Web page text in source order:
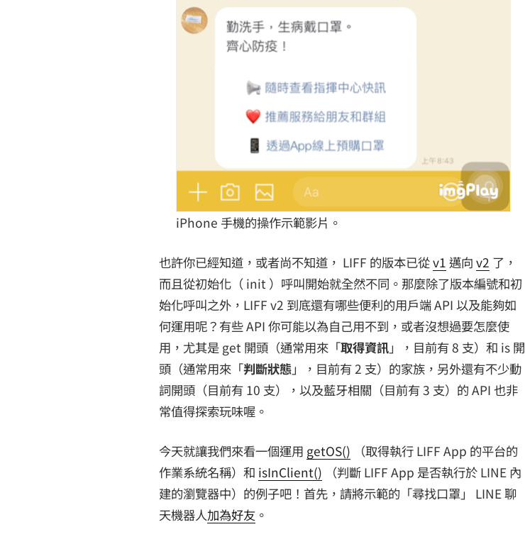
iPhone 手機的操作示範影片。
也許你已經知道，或者尚不知道， LIFF 的版本已從v1 邁向 v2 了，
而且從初始化（ init ）呼叫開始就全然不同。那麼除了版本編號和初
始化呼叫之外，LIFF v2 到底還有哪些便利的用戶端 API 以及能夠如
何運用呢？有些 API 你可能以為自己用不到，或者沒想過要怎麼使
用，尤其是 get 開頭（通常用來「取得資訊」，目前有 8 支）和 is 開
頭（通常用來「判斷狀態」，目前有 2 支）的家族，另外還有不少動
詞開頭（目前有 10 支），以及藍牙相關（目前有 3 支）的 API 也非
常值得探索玩味喔。
今天就讓我們來看一個運用 getOS() （取得執行 LIFF App 的平台的
作業系統名稱）和 isInClient() （判斷 LIFF App 是否執行於 LINE 內
建的瀏覽器中）的例子吧！首先，請將示範的「尋找口罩」 LINE 聊
天機器人加為好友 。